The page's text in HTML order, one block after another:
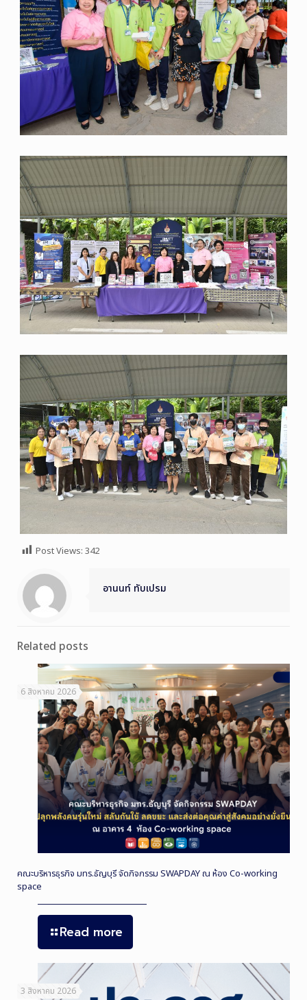
Post Views: 342
อานนท์ ทับเปรม
Related posts
6 สิงหาคม 2026
คณะบริหารธุรกิจ มทร.ธัญบุรี จัดกิจกรรม SWAPDAY ณ ห้อง Co-working
space
Read more
3 สิงหาคม 2026